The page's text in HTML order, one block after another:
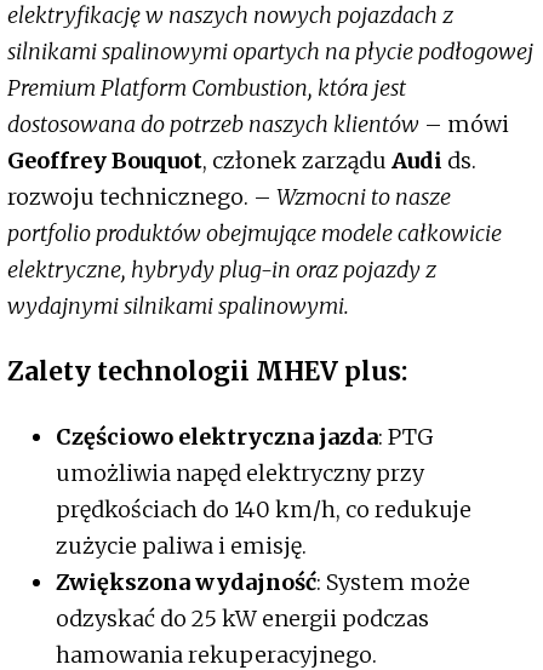
elektryfikację w naszych nowych pojazdach z
silnikami spalinowymi opartych na płycie podłogowej
Premium Platform Combustion, która jest
dostosowana do potrzeb naszych klientów – mówi
Geoffrey Bouquot, członek zarządu Audi ds.
rozwoju technicznego. – Wzmocni to nasze
portfolio produktów obejmujące modele całkowicie
elektryczne, hybrydy plug-in oraz pojazdy z
wydajnymi silnikami spalinowymi.
Zalety technologii MHEV plus:
Częściowo elektryczna jazda: PTG
umożliwia napęd elektryczny przy
prędkościach do 140 km/h, co redukuje
zużycie paliwa i emisję.
Zwiększona wydajność: System może
odzyskać do 25 kW energii podczas
hamowania rekuperacyjnego.